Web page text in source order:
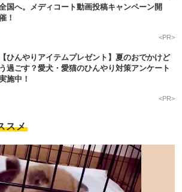
国へ。メディコート動画投稿キャンペーン開
！
<PR>
【ひんやりアイテムプレゼント】夏のおでかけど
う過ごす？愛犬・愛猫のひんやり対策アンケート
施中！
<PR>
スメ